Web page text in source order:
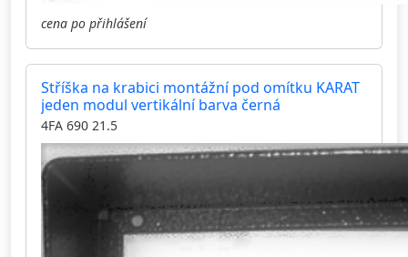
cena po přihlášení
Stříška na krabici montážní pod omítku KARAT
jeden modul vertikální barva černá
4FA 690 21.5